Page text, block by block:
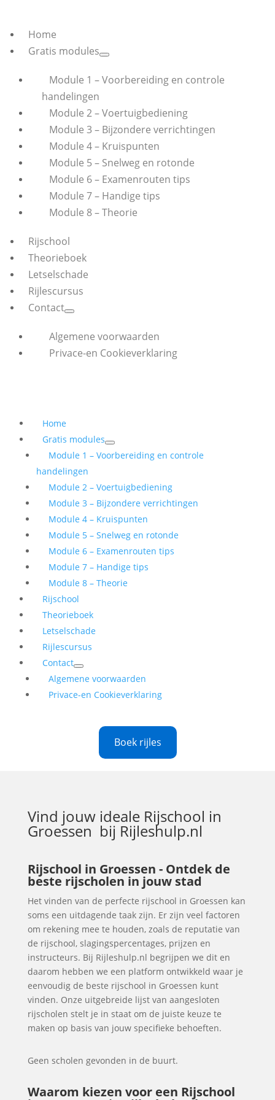
Home
Gratis modules
Module 1 – Voorbereiding en controle
handelingen
Module 2 – Voertuigbediening
Module 3 – Bijzondere verrichtingen
Module 4 – Kruispunten
Module 5 – Snelweg en rotonde
Module 6 – Examenrouten tips
Module 7 – Handige tips
Module 8 – Theorie
Rijschool
Theorieboek
Letselschade
Rijlescursus
Contact
Algemene voorwaarden
Privace-en Cookieverklaring
Home
Gratis modules
Module 1 – Voorbereiding en controle
handelingen
Module 2 – Voertuigbediening
Module 3 – Bijzondere verrichtingen
Module 4 – Kruispunten
Module 5 – Snelweg en rotonde
Module 6 – Examenrouten tips
Module 7 – Handige tips
Module 8 – Theorie
Rijschool
Theorieboek
Letselschade
Rijlescursus
Contact
Algemene voorwaarden
Privace-en Cookieverklaring
Boek rijles
Vind jouw ideale Rijschool in
Groessen bij Rijleshulp.nl
Rijschool in Groessen - Ontdek de
beste rijscholen in jouw stad
Het vinden van de perfecte rijschool in Groessen kan
soms een uitdagende taak zijn. Er zijn veel factoren
om rekening mee te houden, zoals de reputatie van
de rijschool, slagingspercentages, prijzen en
instructeurs. Bij Rijleshulp.nl begrijpen we dit en
daarom hebben we een platform ontwikkeld waar je
eenvoudig de beste rijschool in Groessen kunt
vinden. Onze uitgebreide lijst van aangesloten
rijscholen stelt je in staat om de juiste keuze te
maken op basis van jouw specifieke behoeften.
Geen scholen gevonden in de buurt.
Waarom kiezen voor een Rijschool